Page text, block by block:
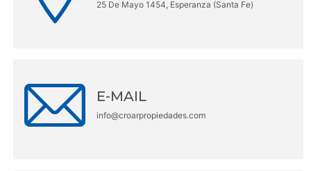
25 De Mayo 1454, Esperanza (Santa Fe)
E-MAIL
info@croarpropiedades.com